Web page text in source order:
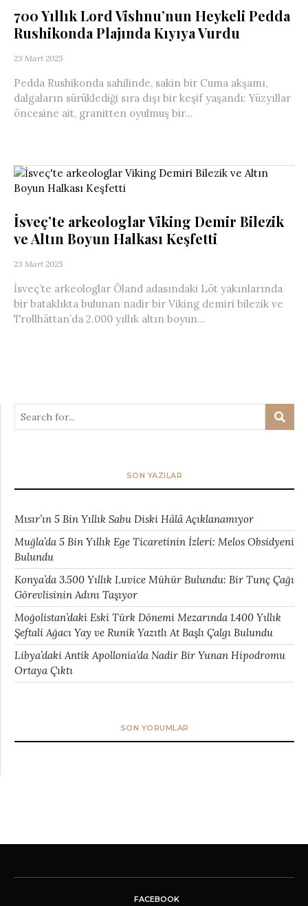
700 Yıllık Lord Vishnu’nun Heykeli Pedda
Rushikonda Plajında Kıyıya Vurdu
23 Mart 2025
Pedda Rushikonda sahilinde, sakin bir Cuma akşamı,
dalgaların sürüklediği sıra dışı bir keşif yaşandı: Yüzyıllar
öncesine ait, granitten oyulmuş bir...
İsveç’te arkeologlar Viking Demir Bilezik
ve Altın Boyun Halkası Keşfetti
23 Mart 2025
İsveç’te arkeologlar Öland adasındaki Löt yakınlarında
bir bataklıkta bulunan nadir bir Viking demiri bilezik ve
Trollhättan’da 2.000 yıllık altın boyun...
SON YAZILAR
Mısır’ın 5 Bin Yıllık Sabu Diski Hâlâ Açıklanamıyor
Muğla’da 5 Bin Yıllık Ege Ticaretinin İzleri: Melos Obsidyeni
Bulundu
Konya’da 3.500 Yıllık Luvice Mühür Bulundu: Bir Tunç Çağı
Görevlisinin Adını Taşıyor
Moğolistan’daki Eski Türk Dönemi Mezarında 1.400 Yıllık
Şeftali Ağacı Yay ve Runik Yazıtlı At Başlı Çalgı Bulundu
Libya’daki Antik Apollonia’da Nadir Bir Yunan Hipodromu
Ortaya Çıktı
SON YORUMLAR
FACEBOOK